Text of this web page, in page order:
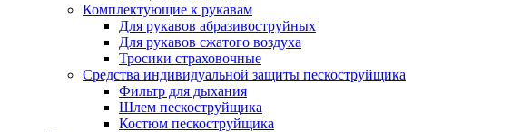
Комплектующие к рукавам
Для рукавов абразивоструйных
Для рукавов сжатого воздуха
Тросики страховочные
Средства индивидуальной защиты пескоструйщика
Фильтр для дыхания
Шлем пескоструйщика
Костюм пескоструйщика